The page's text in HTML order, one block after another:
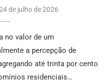
de julho de 2026
no valor de um
a percepção de
até trinta por cento
residenciais…